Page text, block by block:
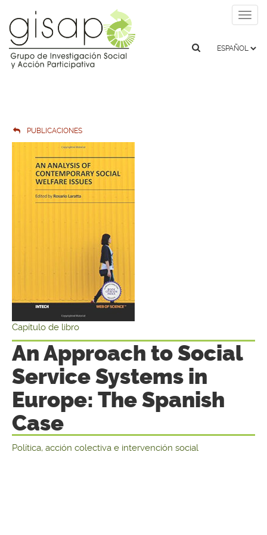
PUBLICACIONES
Capítulo de libro
An Approach to Social
Service Systems in
Europe: The Spanish
Case
Política, acción colectiva e intervención social